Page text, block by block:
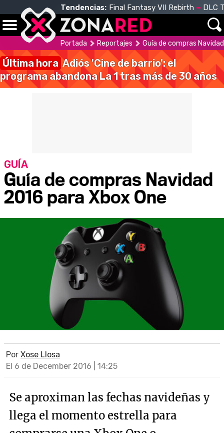
Tendencias: Final Fantasy VII Rebirth DLC
Portada Reportajes Guía de compras
Última hora Adiós 'Cine de barrio': el
programa abandona La 1 tras más de 30 años
Guía de compras Navidad
2016 para Xbox One
GUÍA
Por Xose Llosa
El 6 de December 2016 | 14:25
Se aproximan las fechas navideñas y
llega el momento estrella para